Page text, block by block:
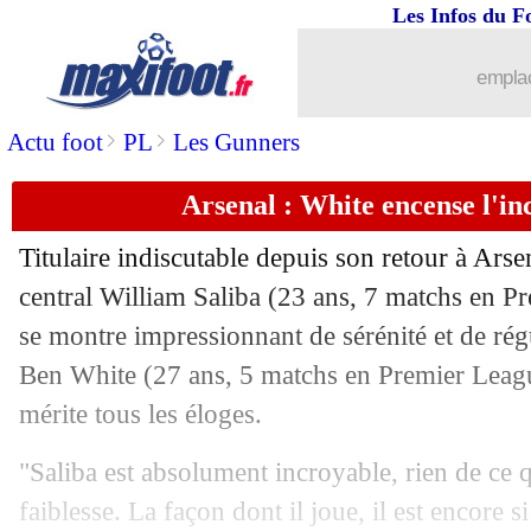
Actu foot> PL > Les Gunners
Les Infos du
Arsenal : White encense
Titulaire indiscutable depuis son retour à
central William Saliba (23 ans, 7 matchs en
se montre impressionnant de sérénité et de
Ben White (27 ans, 5 matchs en Premier
mérite tous les éloges.
"Saliba est absolument incroyable, rien de ce
faiblesse. La façon dont il joue, il est encore
Fenerbahçe : contrat résilié pour
18/10 OM: De Zerbi prévient Wahi
18/10 OM: Luis Henrique, Emon cible un
18/10 Lens: Leca voulait attirer Thauvin
18/10 Real: Kroos se prononce sur le
18/10 OM : De Zerbi déçu pour Carboni
Man City : Ederson serein pour